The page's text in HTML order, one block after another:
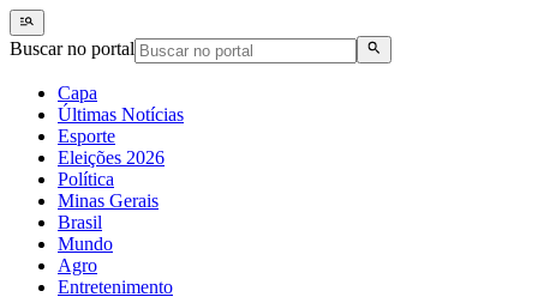
Buscar no portal
Capa
Últimas Notícias
Esporte
Eleições 2026
Política
Minas Gerais
Brasil
Mundo
Agro
Entretenimento